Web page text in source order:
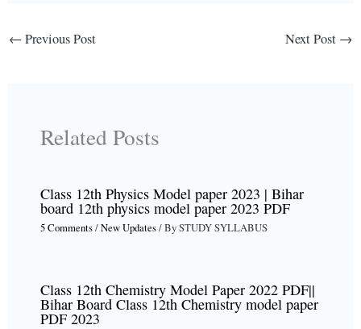
← Previous Post Next Post →
Related Posts
Class 12th Physics Model paper 2023 | Bihar
board 12th physics model paper 2023 PDF
5 Comments/New Updates/ BySTUDY SYLLABUS
Class 12th Chemistry Model Paper 2022 PDF||
Bihar Board Class 12th Chemistry model paper
PDF 2023